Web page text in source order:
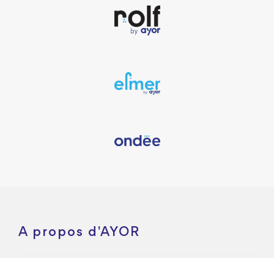
A propos d'AYOR